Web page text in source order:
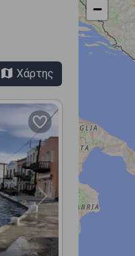
Χάρτης
Next
−